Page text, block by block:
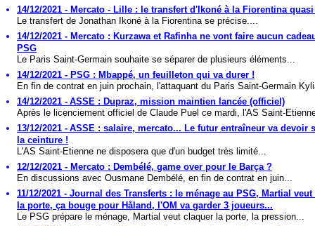
14/12/2021 - Mercato - Lille : le transfert d'Ikoné à la Fiorentina
Le transfert de Jonathan Ikoné à la Fiorentina se précise....
14/12/2021 - Mercato : Kurzawa et Rafinha ne vont faire aucun
PSG
Le Paris Saint-Germain souhaite se séparer de plusieurs éléments...
14/12/2021 - PSG : Mbappé, un feuilleton qui va durer !
En fin de contrat en juin prochain, l'attaquant du Paris Saint-Germain
14/12/2021 - ASSE : Dupraz, mission maintien lancée (officiel)
Après le licenciement officiel de Claude Puel ce mardi, l'AS Saint-
13/12/2021 - ASSE : salaire, mercato... Le futur entraîneur va devoir
la ceinture !
L'AS Saint-Etienne ne disposera que d'un budget très limité...
12/12/2021 - Mercato : Dembélé, game over pour le Barça ?
En discussions avec Ousmane Dembélé, en fin de contrat en juin...
11/12/2021 - Journal des Transferts : le ménage au PSG, Martial
la porte, ça bouge pour Håland, l'OM va garder 3 joueurs...
Le PSG prépare le ménage, Martial veut claquer la porte, la pression...